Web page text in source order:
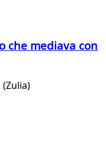
che mediava con